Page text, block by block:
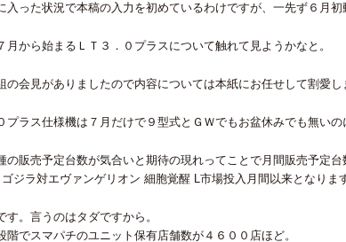
入った状況で本稿の入力を初めているわけですが、一先ず６月初
月から始まるＬＴ３．０プラスについて触れて見ようかなと。
の会見がありましたので内容については本紙にお任せして割愛
プラス仕様機は７月だけで９型式とＧＷでもお盆休みでも無い
の販売予定台数が気合いと期待の現れってことで月間販売予定
ジラ対エヴァンゲリオン 細胞覚醒 L市場投入月間以来となりま
す。言うのはタダですから。
階でスマパチのユニット保有店舗数が４６００店ほど。